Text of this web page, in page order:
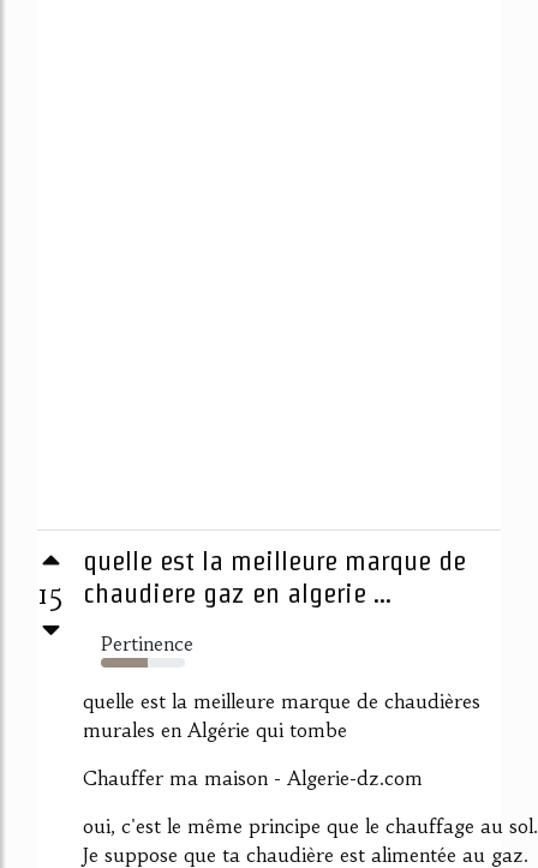
15
quelle est la meilleure marque de
chaudiere gaz en algerie ...
Pertinence
55%
quelle est la meilleure marque de chaudières
murales en Algérie qui tombe
Chauffer ma maison - Algerie-dz.com
oui, c'est le même principe que le chauffage au sol.
Je suppose que ta chaudière est alimentée au gaz.